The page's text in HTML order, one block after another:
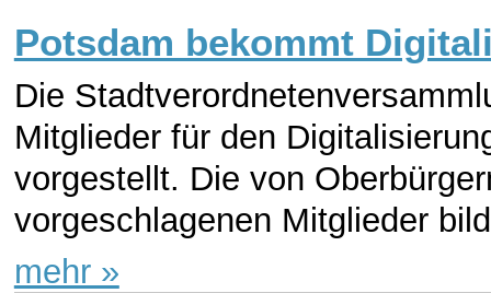
Potsdam bekommt
Die
Mitglieder für den
vorgestellt. Die von
vorgeschlagenen Mitglieder
mehr »